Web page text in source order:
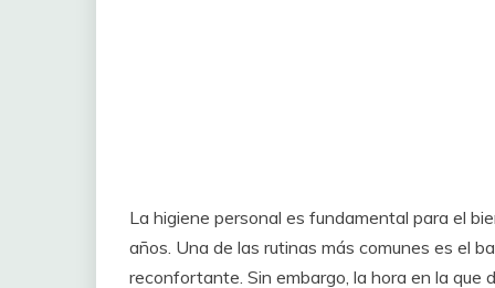
La higiene personal es fundamental para el
años. Una de las rutinas más comunes es el
reconfortante. Sin embargo, la hora en la